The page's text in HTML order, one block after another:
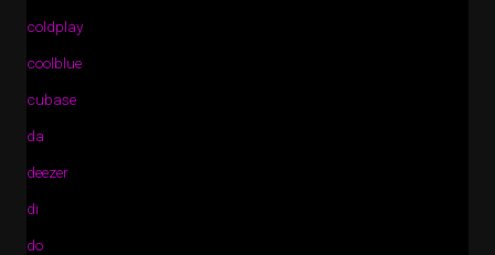
coldplay
coolblue
cubase
da
deezer
di
do